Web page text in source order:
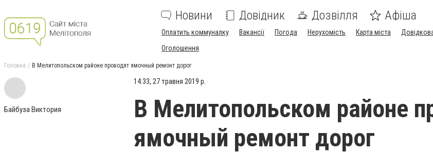
Новини Довідник Дозвілля Афіша
Оплатить коммуналку Вакансії Погода Нерухомість Карта міста
Оголошення
Головна В Мелитопольском районе проводят ямочный ремонт дорог
Байбуза Виктория
14:33, 27 травня 2019 р.
В Мелитопольском районе
ямочный ремонт дорог